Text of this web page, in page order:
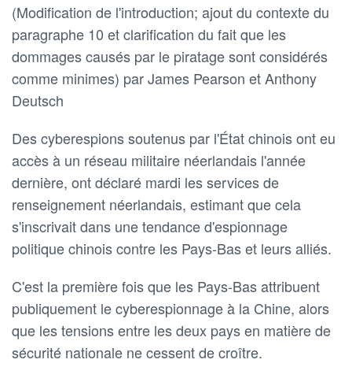
(Modification de l'introduction; ajout du contexte du
paragraphe 10 et clarification du fait que les
dommages causés par le piratage sont considérés
comme minimes) par James Pearson et Anthony
Deutsch
Des cyberespions soutenus par l'État chinois ont eu
accès à un réseau militaire néerlandais l'année
dernière, ont déclaré mardi les services de
renseignement néerlandais, estimant que cela
s'inscrivait dans une tendance d'espionnage
politique chinois contre les Pays-Bas et leurs alliés.
C'est la première fois que les Pays-Bas attribuent
publiquement le cyberespionnage à la Chine, alors
que les tensions entre les deux pays en matière de
sécurité nationale ne cessent de croître.